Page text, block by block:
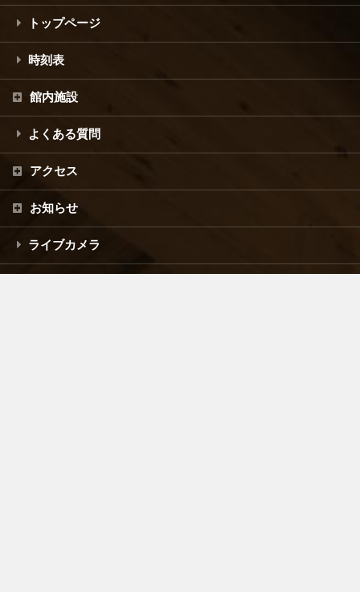
トップページ
時刻表
館内施設
よくある質問
アクセス
お知らせ
ライブカメラ